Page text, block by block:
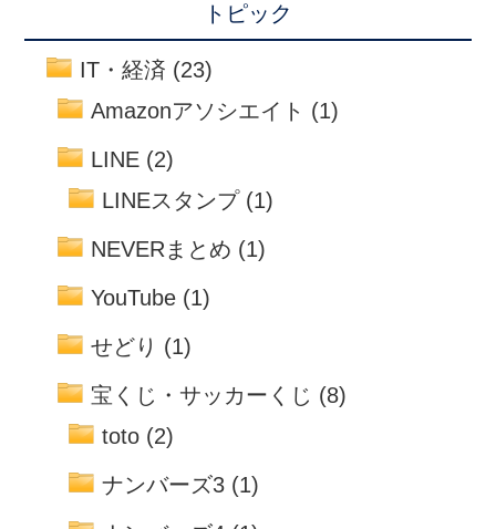
トピック
IT・経済 (23)
Amazonアソシエイト (1)
LINE (2)
LINEスタンプ(1)
NEVERまとめ (1)
YouTube (1)
せどり (1)
宝くじ・サッカーくじ (8)
toto (2)
ナンバーズ3 (1)